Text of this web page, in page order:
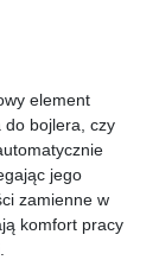
element
do bojlera, czy
jego
zamienne w
komfort pracy